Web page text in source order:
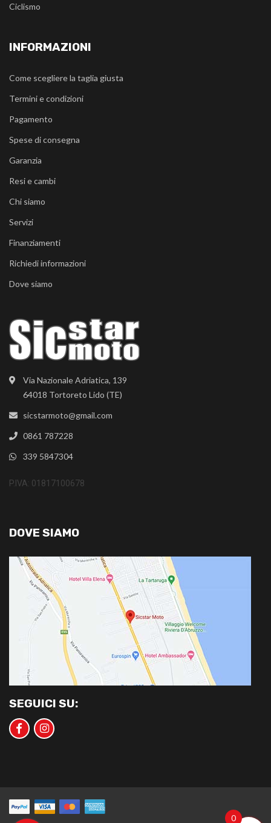
Via Nazionale Adriatica, 139
64018 Tortoreto Lido (TE)
sicstarmoto@gmail.com
0861 787228
339 5847304
P.IVA: 01817100678
Ciclismo
INFORMAZIONI
Come scegliere la taglia giusta
Termini e condizioni
Pagamento
Spese di consegna
Garanzia
Resi e cambi
Chi siamo
Servizi
Finanziamenti
Richiedi informazioni
Dove siamo
DOVE SIAMO
SEGUICI SU:
0